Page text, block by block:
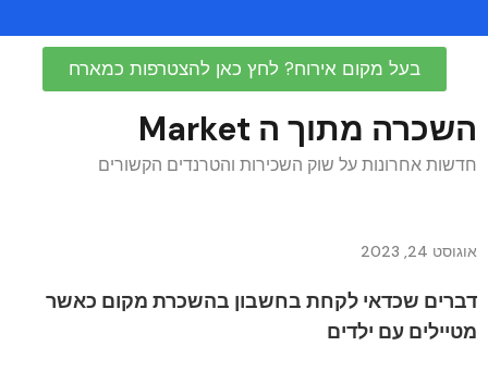
בעל מקום אירוח? לחץ כאן להצטרפות כמארח
השכרה מתוך ה Market
חדשות אחרונות על שוק השכירות והטרנדים הקשורים
אוגוסט 24, 2023
דברים שכדאי לקחת בחשבון בהשכרת מקום כאשר
מטיילים עם ילדים